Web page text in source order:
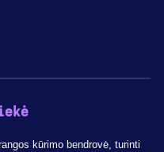
kūrimo bendrovė, turinti